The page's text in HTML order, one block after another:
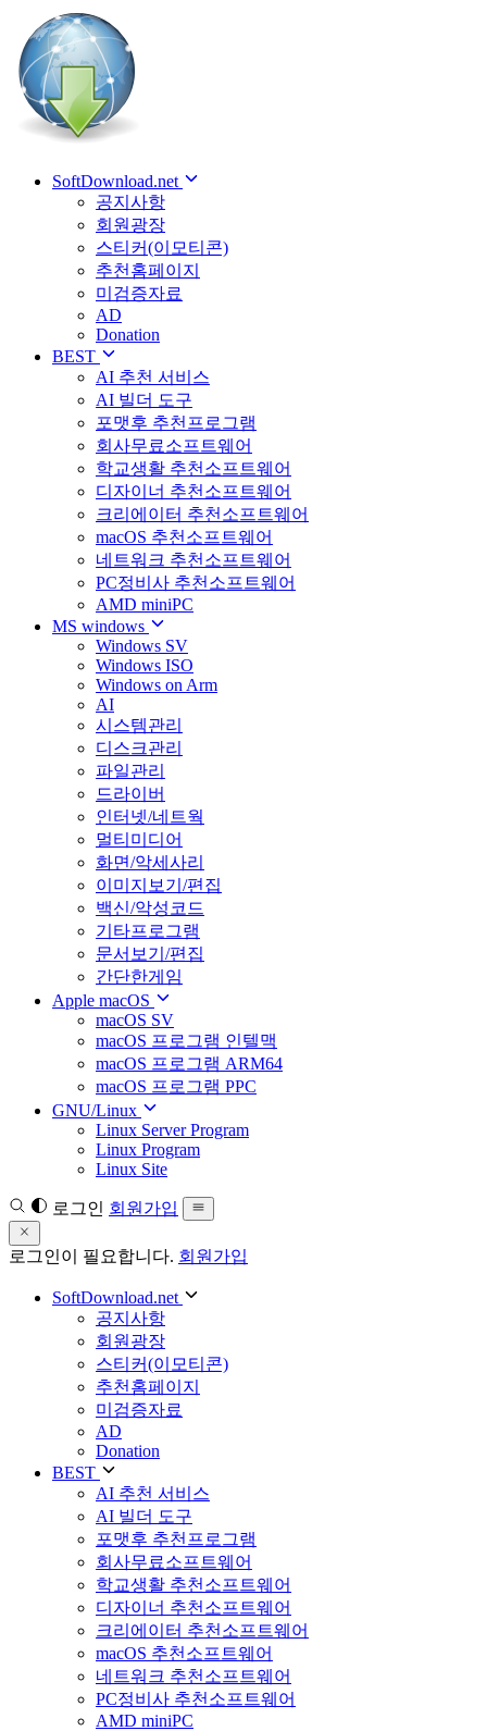
SoftDownload.net
공지사항
회원광장
스티커(이모티콘)
추천홈페이지
미검증자료
AD
Donation
BEST
AI 추천 서비스
AI 빌더 도구
포맷후 추천프로그램
회사무료소프트웨어
학교생활 추천소프트웨어
디자이너 추천소프트웨어
크리에이터 추천소프트웨어
macOS 추천소프트웨어
네트워크 추천소프트웨어
PC정비사 추천소프트웨어
AMD miniPC
MS windows
Windows SV
Windows ISO
Windows on Arm
AI
시스템관리
디스크관리
파일관리
드라이버
인터넷/네트웍
멀티미디어
화면/악세사리
이미지보기/편집
백신/악성코드
기타프로그램
문서보기/편집
간단한게임
Apple macOS
macOS SV
macOS 프로그램 인텔맥
macOS 프로그램 ARM64
macOS 프로그램 PPC
GNU/Linux
Linux Server Program
Linux Program
Linux Site
로그인 회원가입
로그인이 필요합니다. 회원가입
SoftDownload.net
공지사항
회원광장
스티커(이모티콘)
추천홈페이지
미검증자료
AD
Donation
BEST
AI 추천 서비스
AI 빌더 도구
포맷후 추천프로그램
회사무료소프트웨어
학교생활 추천소프트웨어
디자이너 추천소프트웨어
크리에이터 추천소프트웨어
macOS 추천소프트웨어
네트워크 추천소프트웨어
PC정비사 추천소프트웨어
AMD miniPC